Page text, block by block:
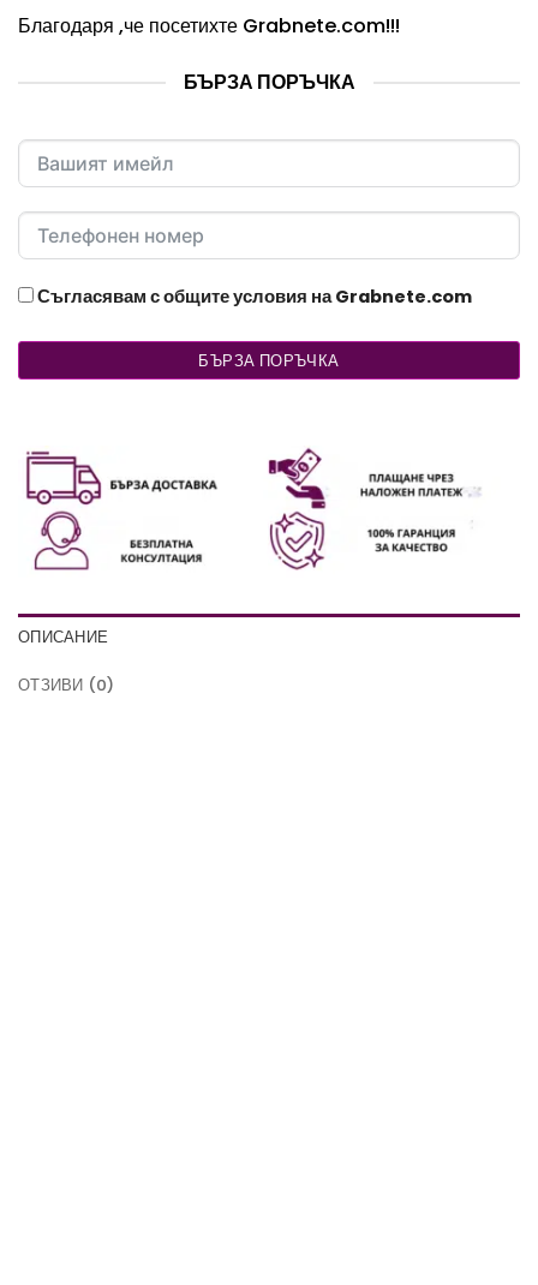
Благодаря ,че посетихте Grabnete.com!!!
БЪРЗА ПОРЪЧКА
Съгласявам с общите условия на Grabnete.com
БЪРЗА ПОРЪЧКА
ОПИСАНИЕ
ОТЗИВИ (0)